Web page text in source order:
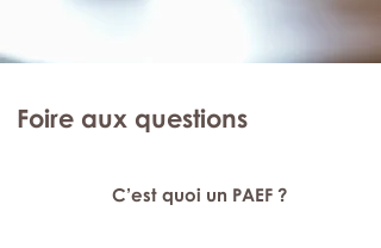
Foire aux questions
C’est quoi un PAEF ?